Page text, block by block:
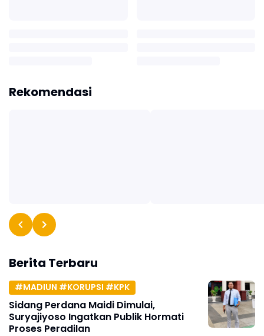
Rekomendasi
Berita Terbaru
#MADIUN #KORUPSI #KPK
Sidang Perdana Maidi Dimulai,
Suryajiyoso Ingatkan Publik Hormati
Proses Peradilan